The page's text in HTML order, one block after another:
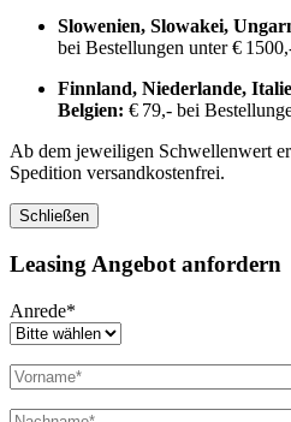
Slowenien, Slowakei,
bei Bestellungen unter €
Finnland, Niederlande,
Belgien: € 79,- bei
Ab dem jeweiligen Schwellenwert
Spedition versandkostenfrei.
Schließen
Leasing Angebot anfordern
Anrede*